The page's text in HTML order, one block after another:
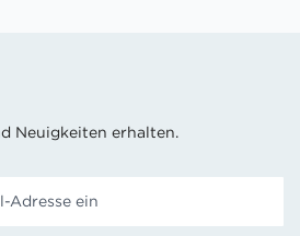
Neuigkeiten erhalten.